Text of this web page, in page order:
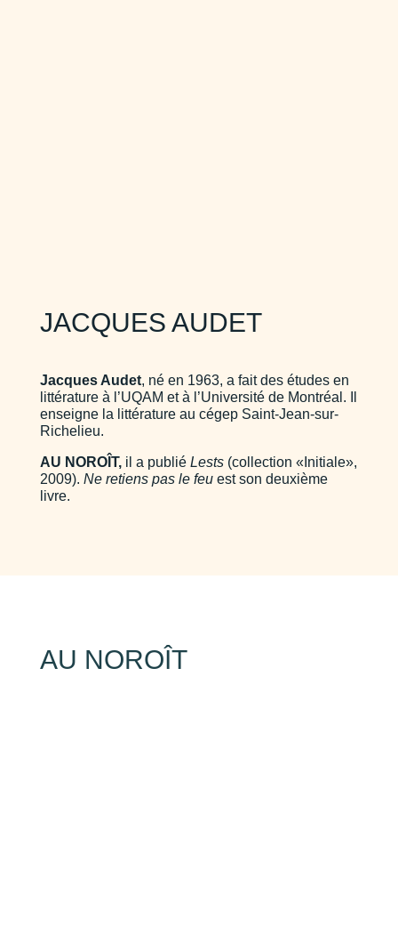
JACQUES AUDET
Jacques Audet, né en 1963, a fait des études en
littérature à l’UQAM et à l’Université de Montréal. Il
enseigne la littérature au cégep Saint-Jean-sur-
Richelieu.
AU NOROÎT,il a publié Lests(collection «Initiale»,
2009). Ne retiens pas le feuest son deuxième
livre.
AU NOROÎT